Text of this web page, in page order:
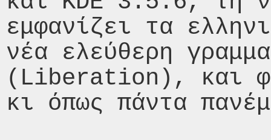
εμφανίζει τα
νέα ελεύθερη
(Liberation), και
κι όπως πάντα